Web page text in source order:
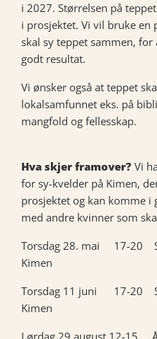
i 2027. Størrelsen på
i prosjektet. Vi vil bruke
skal sy teppet sammen,
godt resultat.
Vi ønsker også at teppet
lokalsamfunnet eks. på
mangfold og fellesskap.
Hva skjer framover? Vi
for sy-kvelder på Kimen,
prosjektet og kan komme i
med andre kvinner som
Torsdag 28. mai 17-20
Kimen
Torsdag 11 juni 17-20
Kimen
Lørdag 29.august 12-15